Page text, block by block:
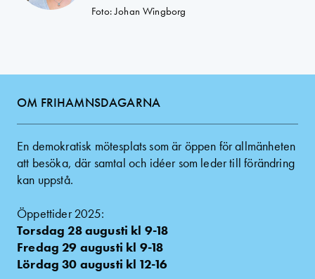
Foto: Johan Wingborg
OM FRIHAMNSDAGARNA
En demokratisk mötesplats som är öppen för allmänheten
att besöka, där samtal och idéer som leder till förändring
kan uppstå.
Öppettider 2025:
Torsdag 28 augusti kl 9-18
Fredag 29 augusti kl 9-18
Lördag 30 augusti kl 12-16